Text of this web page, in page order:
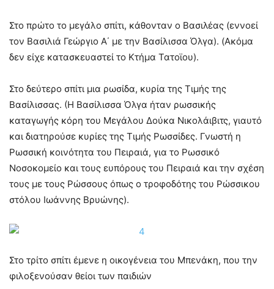
Στο πρώτο το μεγάλο σπίτι, κάθονταν ο Βασιλέας (εννοεί
τον Βασιλιά Γεώργιο Α΄ με την Βασίλισσα Όλγα). (Ακόμα
δεν είχε κατασκευαστεί το Κτήμα Τατοϊου).
Στο δεύτερο σπίτι μια ρωσίδα, κυρία της Τιμής της
Βασίλισσας. (Η Βασίλισσα Όλγα ήταν ρωσσικής
καταγωγής κόρη του Μεγάλου Δούκα Νικολάιβιτς, γιαυτό
και διατηρούσε κυρίες της Τιμής Ρωσσίδες. Γνωστή η
Ρωσσική κοινότητα του Πειραιά, για το Ρωσσικό
Νοσοκομείο και τους ευπόρους του Πειραιά και την σχέση
τους με τους Ρώσσους όπως ο τροφοδότης του Ρώσσικου
στόλου Ιωάννης Βρυώνης).
Στο τρίτο σπίτι έμενε η οικογένεια του Μπενάκη, που την
φιλοξενούσαν θείοι των παιδιών